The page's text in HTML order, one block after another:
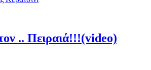
.. Πειραιά!!!(video)